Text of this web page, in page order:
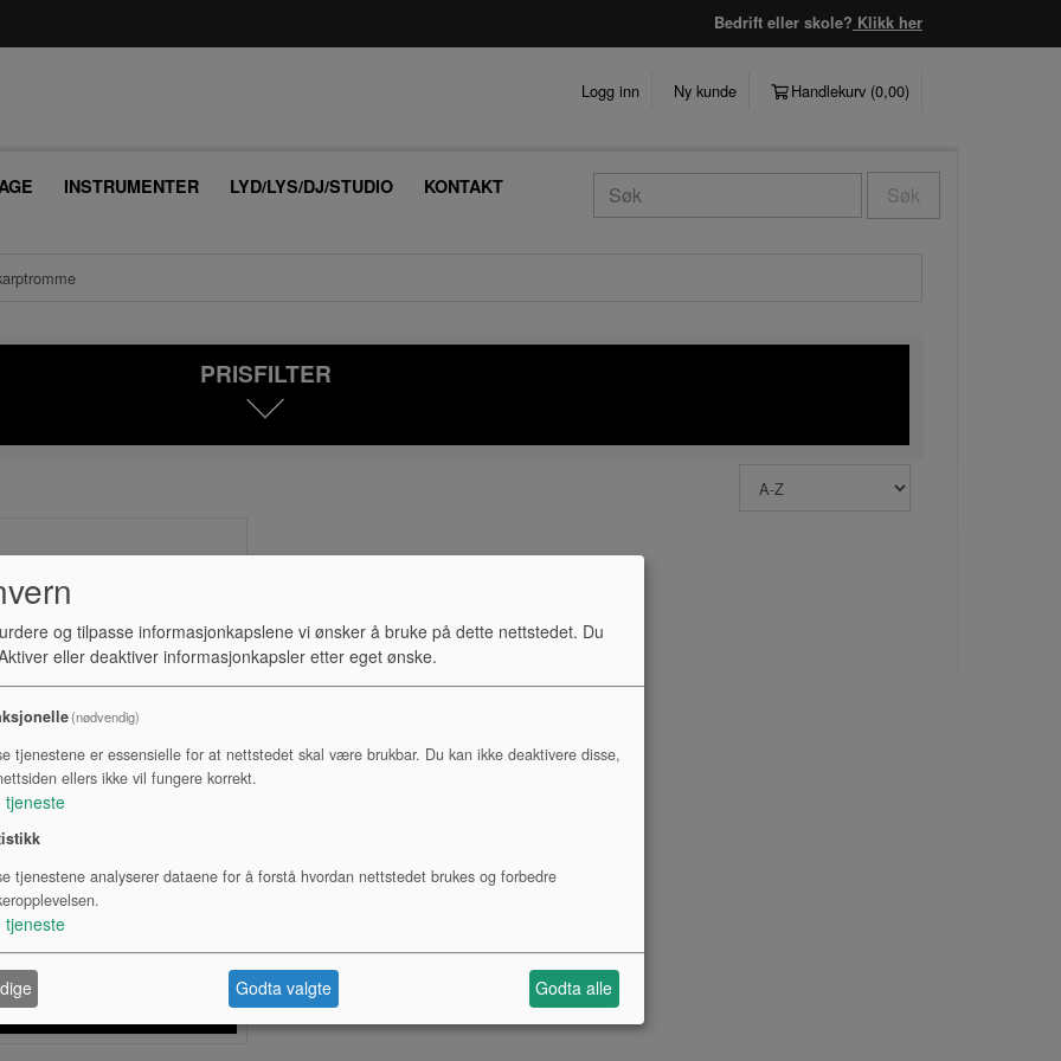
Bedrift eller skole? Klikk her
Logg inn Ny kunde Handlekurv (0,00)
INSTRUMENTER LYD/LYS/DJ/STUDIO KONTAKT Søk
PRISFILTER
12X5",
JUNIOR
Lagerstatus:
Kr 1 190,00
og tilpasse informasjonkapslene vi ønsker å bruke på dette nettstedet. Du
eller deaktiver informasjonkapsler etter eget ønske.
(nødvendig)
tjenestene er essensielle for at nettstedet skal være brukbar. Du kan ikke deaktivere disse,
ellers ikke vil fungere korrekt.
tjeneste
tjenestene analyserer dataene for å forstå hvordan nettstedet brukes og forbedre
tjeneste
Godta valgte Godta alle